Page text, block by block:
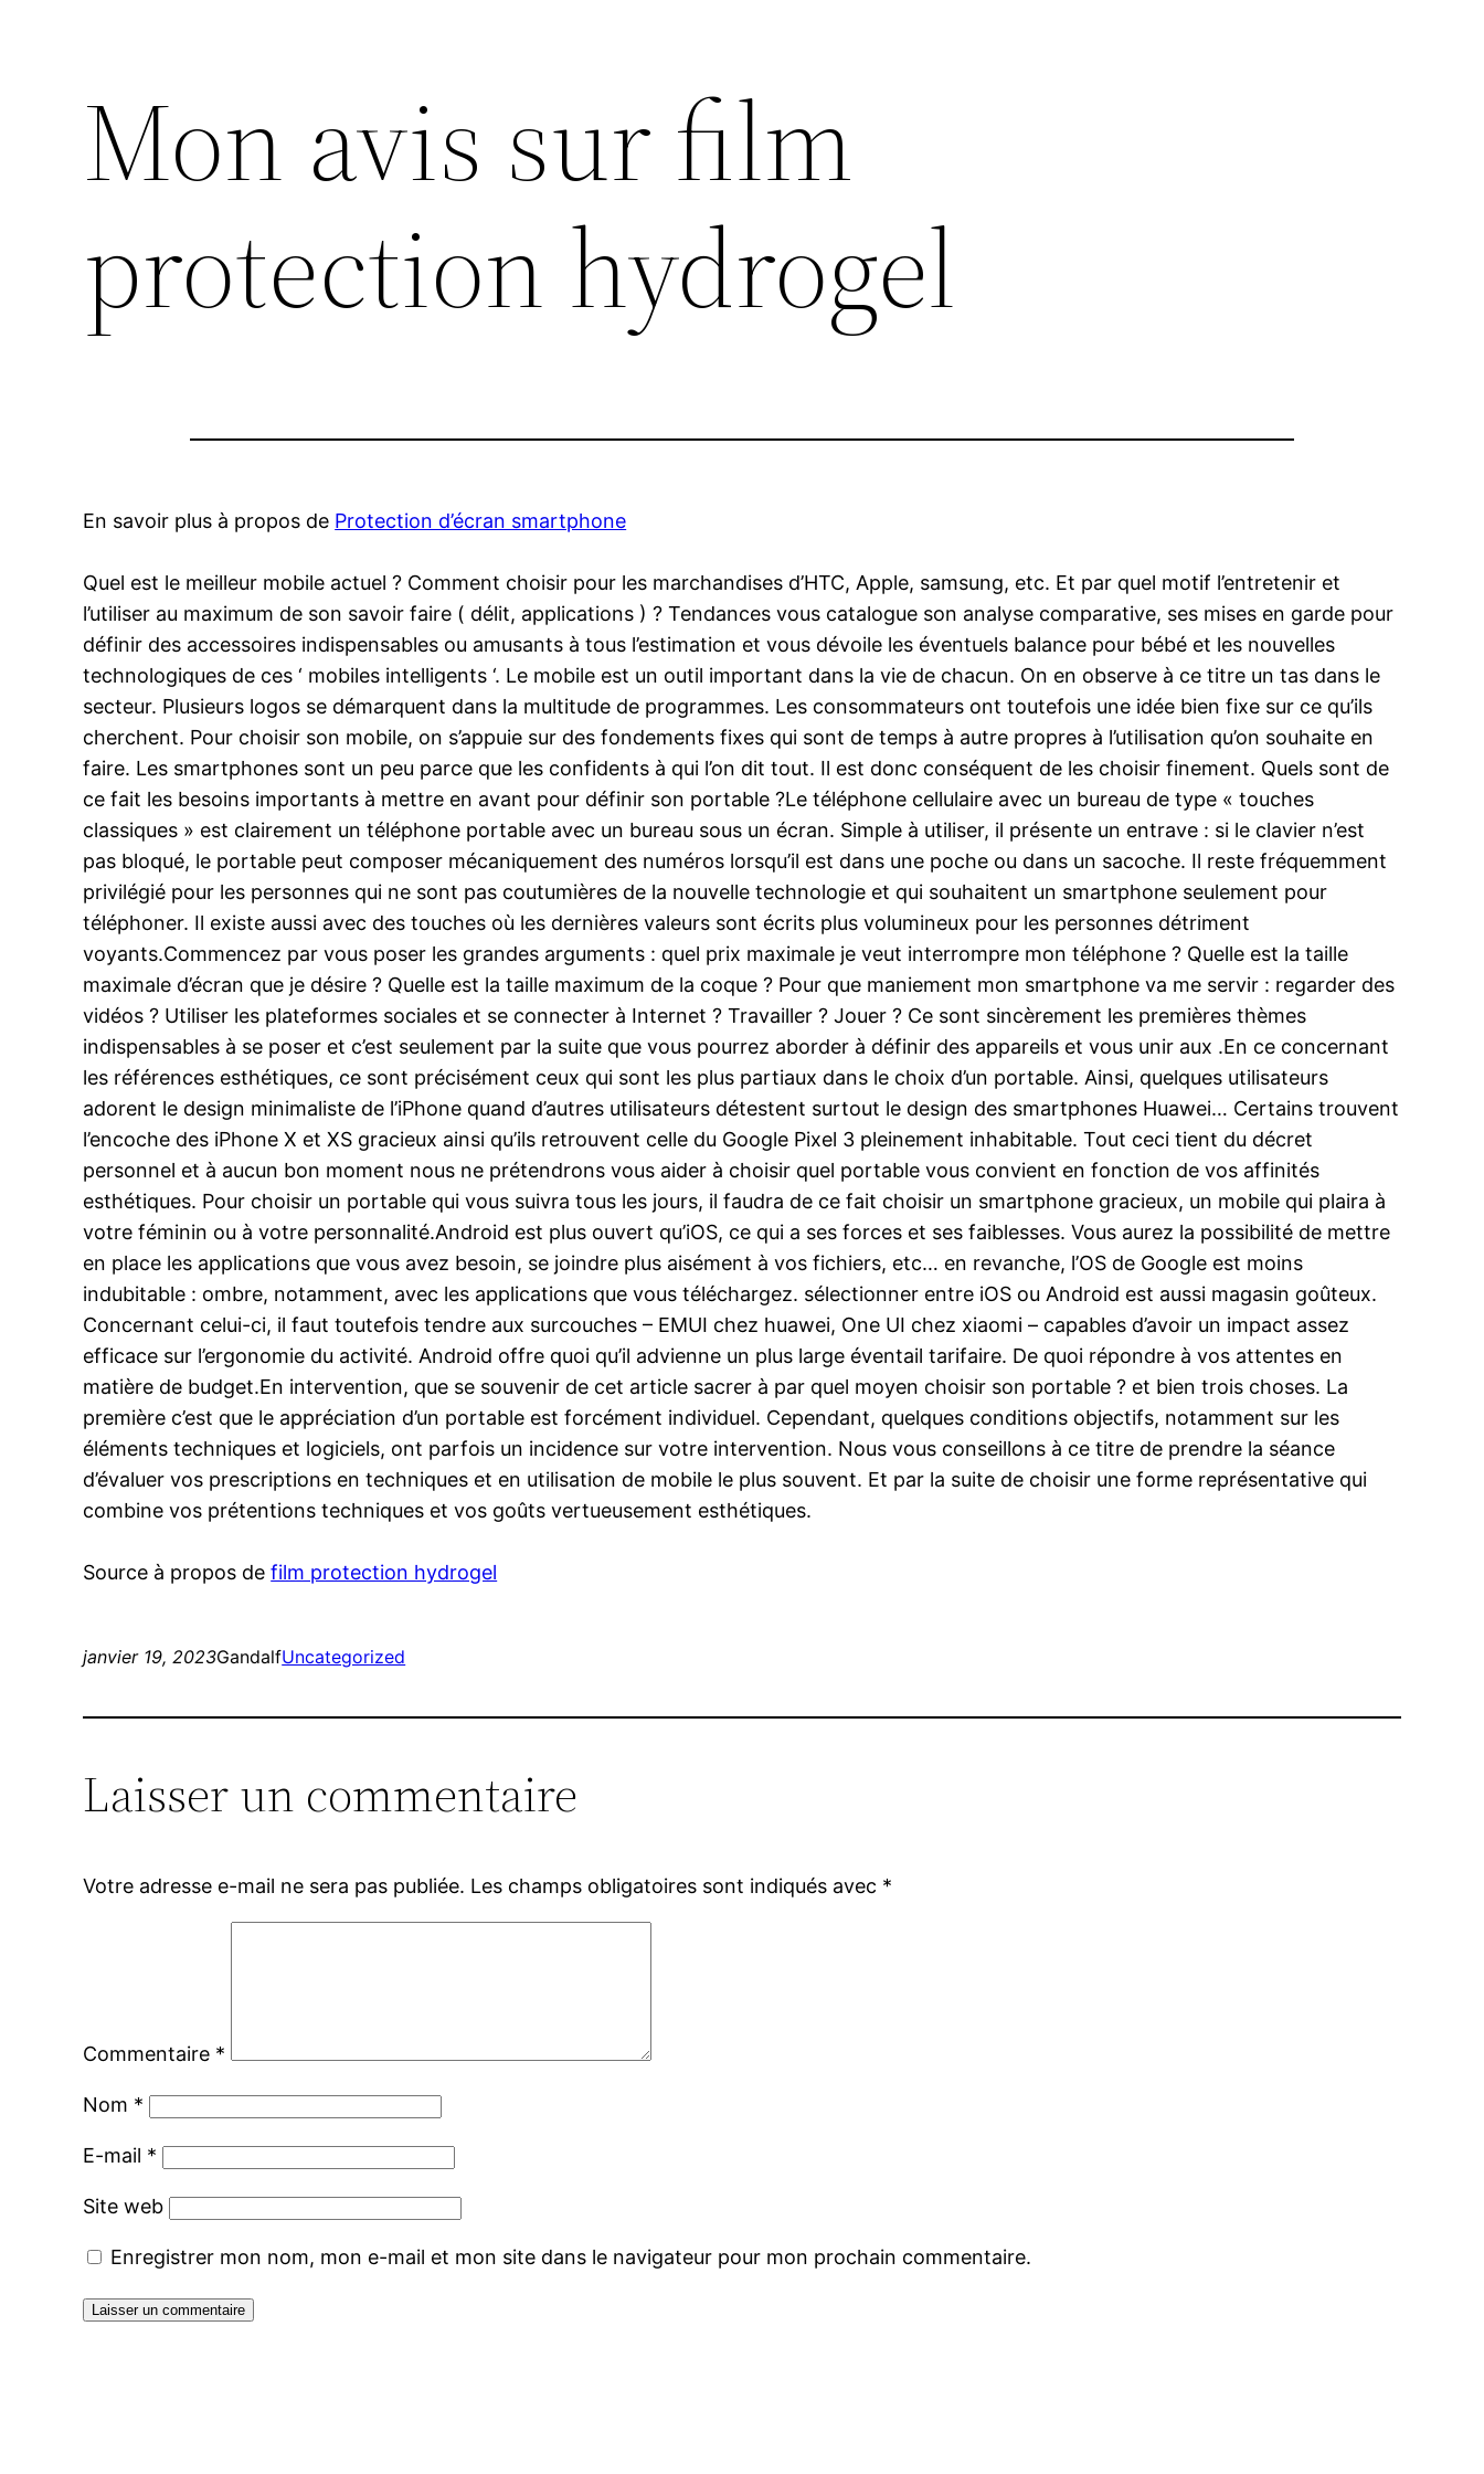
Mon avis sur film
protection hydrogel
En savoir plus à propos de Protection d’écran smartphone
Quel est le meilleur mobile actuel ? Comment choisir pour les marchandises d’HTC, Apple, samsung, etc. Et par quel motif l’entretenir et
l’utiliser au maximum de son savoir faire ( délit, applications ) ? Tendances vous catalogue son analyse comparative, ses mises en garde pour
définir des accessoires indispensables ou amusants à tous l’estimation et vous dévoile les éventuels balance pour bébé et les nouvelles
technologiques de ces ‘ mobiles intelligents ‘. Le mobile est un outil important dans la vie de chacun. On en observe à ce titre un tas dans le
secteur. Plusieurs logos se démarquent dans la multitude de programmes. Les consommateurs ont toutefois une idée bien fixe sur ce qu’ils
cherchent. Pour choisir son mobile, on s’appuie sur des fondements fixes qui sont de temps à autre propres à l’utilisation qu’on souhaite en
faire. Les smartphones sont un peu parce que les confidents à qui l’on dit tout. Il est donc conséquent de les choisir finement. Quels sont de
ce fait les besoins importants à mettre en avant pour définir son portable ?Le téléphone cellulaire avec un bureau de type « touches
classiques » est clairement un téléphone portable avec un bureau sous un écran. Simple à utiliser, il présente un entrave : si le clavier n’est
pas bloqué, le portable peut composer mécaniquement des numéros lorsqu’il est dans une poche ou dans un sacoche. Il reste fréquemment
privilégié pour les personnes qui ne sont pas coutumières de la nouvelle technologie et qui souhaitent un smartphone seulement pour
téléphoner. Il existe aussi avec des touches où les dernières valeurs sont écrits plus volumineux pour les personnes détriment
voyants.Commencez par vous poser les grandes arguments : quel prix maximale je veut interrompre mon téléphone ? Quelle est la taille
maximale d’écran que je désire ? Quelle est la taille maximum de la coque ? Pour que maniement mon smartphone va me servir : regarder des
vidéos ? Utiliser les plateformes sociales et se connecter à Internet ? Travailler ? Jouer ? Ce sont sincèrement les premières thèmes
indispensables à se poser et c’est seulement par la suite que vous pourrez aborder à définir des appareils et vous unir aux .En ce concernant
les références esthétiques, ce sont précisément ceux qui sont les plus partiaux dans le choix d’un portable. Ainsi, quelques utilisateurs
adorent le design minimaliste de l’iPhone quand d’autres utilisateurs détestent surtout le design des smartphones Huawei… Certains trouvent
l’encoche des iPhone X et XS gracieux ainsi qu’ils retrouvent celle du Google Pixel 3 pleinement inhabitable. Tout ceci tient du décret
personnel et à aucun bon moment nous ne prétendrons vous aider à choisir quel portable vous convient en fonction de vos affinités
esthétiques. Pour choisir un portable qui vous suivra tous les jours, il faudra de ce fait choisir un smartphone gracieux, un mobile qui plaira à
votre féminin ou à votre personnalité.Android est plus ouvert qu’iOS, ce qui a ses forces et ses faiblesses. Vous aurez la possibilité de mettre
en place les applications que vous avez besoin, se joindre plus aisément à vos fichiers, etc… en revanche, l’OS de Google est moins
indubitable : ombre, notamment, avec les applications que vous téléchargez. sélectionner entre iOS ou Android est aussi magasin goûteux.
Concernant celui-ci, il faut toutefois tendre aux surcouches – EMUI chez huawei, One UI chez xiaomi – capables d’avoir un impact assez
efficace sur l’ergonomie du activité. Android offre quoi qu’il advienne un plus large éventail tarifaire. De quoi répondre à vos attentes en
matière de budget.En intervention, que se souvenir de cet article sacrer à par quel moyen choisir son portable ? et bien trois choses. La
première c’est que le appréciation d’un portable est forcément individuel. Cependant, quelques conditions objectifs, notamment sur les
éléments techniques et logiciels, ont parfois un incidence sur votre intervention. Nous vous conseillons à ce titre de prendre la séance
d’évaluer vos prescriptions en techniques et en utilisation de mobile le plus souvent. Et par la suite de choisir une forme représentative qui
combine vos prétentions techniques et vos goûts vertueusement esthétiques.
Source à propos defilm protection hydrogel
janvier 19, 2023GandalfUncategorized
Laisser un commentaire
Votre adresse e-mail ne sera pas publiée. Les champs obligatoires sont indiqués avec *
Commentaire *
Nom *
E-mail *
Site web
Enregistrer mon nom, mon e-mail et mon site dans le navigateur pour mon prochain commentaire.